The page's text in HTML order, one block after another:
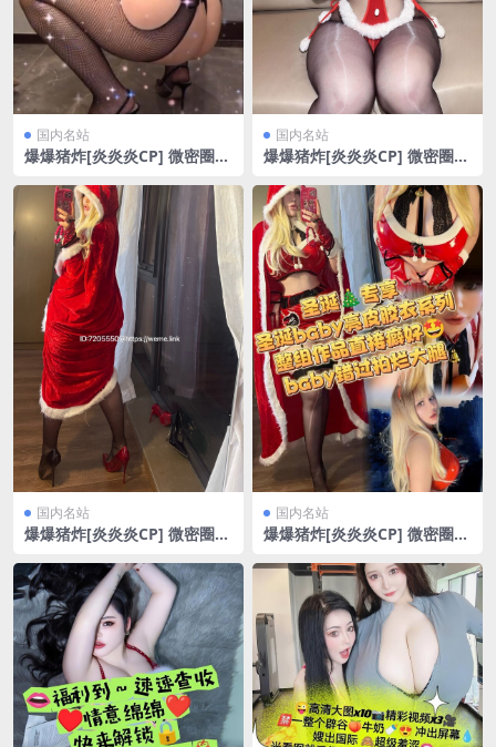
国内名站
爆爆猪炸[炎炎炎CP] 微密圈
国内名站
爆爆猪炸[炎炎炎CP] 微密圈
B]
国内名站
爆爆猪炸[炎炎炎CP] 微密圈
国内名站
爆爆猪炸[炎炎炎CP] 微密圈
9MB]